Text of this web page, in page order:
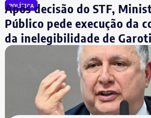
sobre marca, modelo ou valor de
POLÍTICA
Após decisão do STF,
Público pede execução da
da inelegibilidade de